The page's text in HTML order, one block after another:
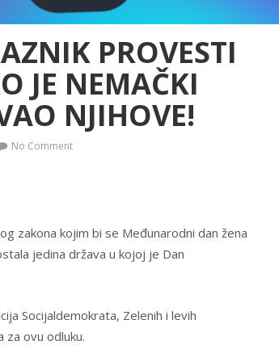
PROVESTI
JE NEMAČKI
NJIHOVE!
No Comment
zakona kojim bi se Međunarodni dan žena
jedina država u kojoj je Dan
Socijaldemokrata, Zelenih i levih
za ovu odluku.